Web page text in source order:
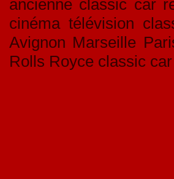
ancienne classic car
cinéma télévision
Avignon Marseille
Rolls Royce classic